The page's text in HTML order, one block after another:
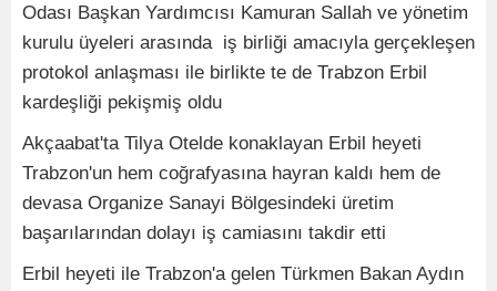
Odası Başkan Yardımcısı Kamuran Sallah ve yönetim
kurulu üyeleri arasında iş birliği amacıyla gerçekleşen
protokol anlaşması ile birlikte te de Trabzon Erbil
kardeşliği pekişmiş oldu
Akçaabat'ta Tilya Otelde konaklayan Erbil heyeti
Trabzon'un hem coğrafyasına hayran kaldı hem de
devasa Organize Sanayi Bölgesindeki üretim
başarılarından dolayı iş camiasını takdir etti
Erbil heyeti ile Trabzon'a gelen Türkmen Bakan Aydın